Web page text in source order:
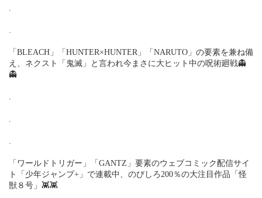
.
.
「BLEACH」「HUNTER×HUNTER」「NARUTO」の要素を兼ね備
え、ネクスト「鬼滅」と言われ今まさに大ヒット中の呪術廻戦👻
👻
.
.
.
「ワールドトリガー」「GANTZ」要素のウェブコミック配信サイ
ト「少年ジャンプ+」で連載中、のびしろ200％の大注目作品「怪
獣８号」👾👾